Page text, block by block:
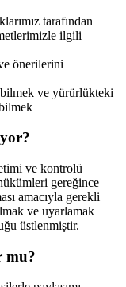
tarafından
ilgili
önerilerini
ve yürürlükteki
ve kontrolü
gereğince
amacıyla gerekli
ve uyarlamak
üstlenmiştir.
mu?